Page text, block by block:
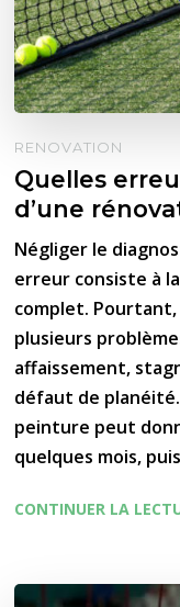
RENOVATION
Quelles
d’une
Négliger le
erreur consiste à
complet.
plusieurs
affaissement,
défaut de
peinture peut
quelques mois,
CONTINUER LA